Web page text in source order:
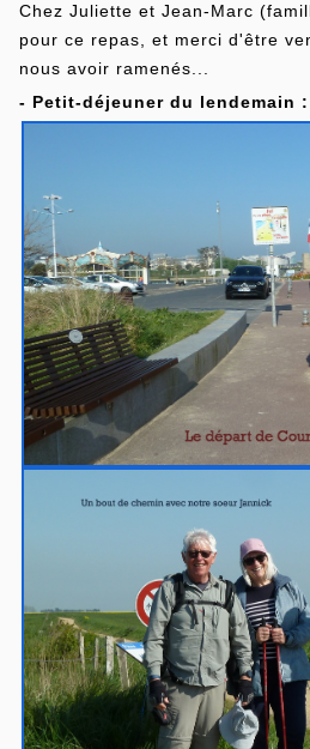
Chez Juliette et Jean-Marc
pour ce repas, et merci d'être
nous avoir ramenés...
- Petit-déjeuner du lendemain :